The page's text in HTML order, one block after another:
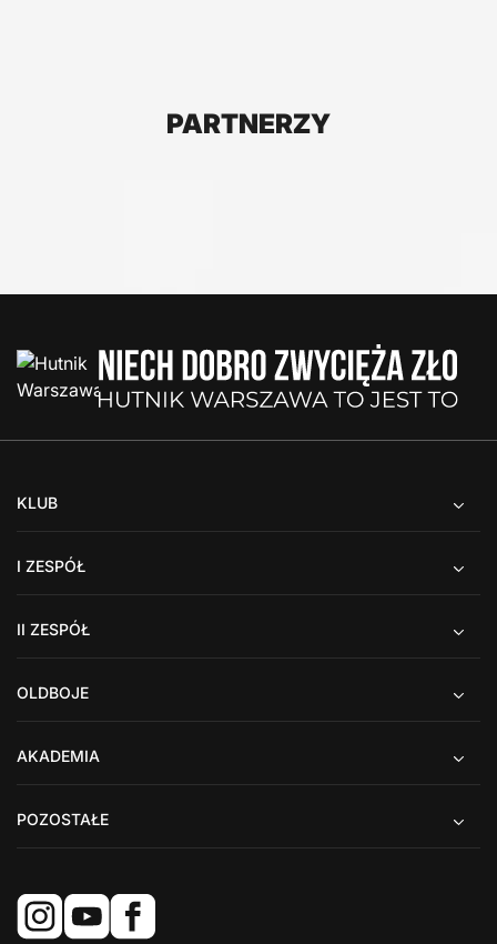
PARTNERZY
KLUB
I ZESPÓŁ
II ZESPÓŁ
OLDBOJE
AKADEMIA
POZOSTAŁE